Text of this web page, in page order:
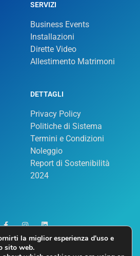
SERVIZI
Business Events
Installazioni
Dirette Video
Allestimento Matrimoni
DETTAGLI
Privacy Policy
Politiche di Sistema
Termini e Condizioni
Noleggio
Report di Sostenibilità
2024
la miglior esperienza d'uso e
sito web.